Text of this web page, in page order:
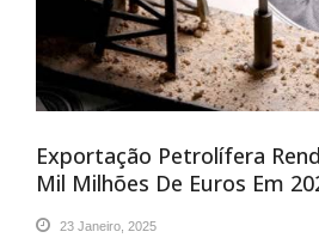
Exportação Petrolífera
Mil Milhões De Euros Em
23 Janeiro, 2025